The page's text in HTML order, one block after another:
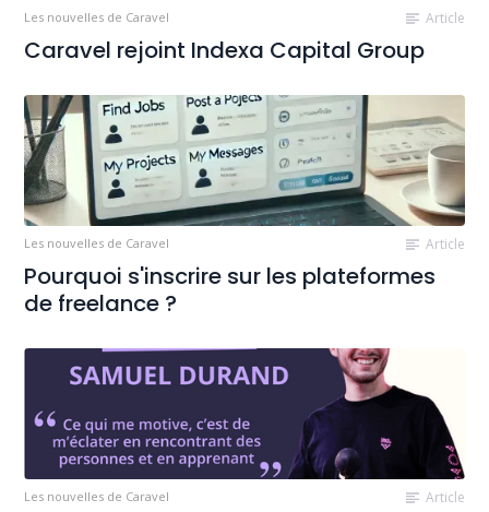
Les nouvelles de Caravel Article
Caravel rejoint Indexa Capital Group
Les nouvelles de Caravel Article
Pourquoi s'inscrire sur les plateformes
de freelance ?
Les nouvelles de Caravel Article